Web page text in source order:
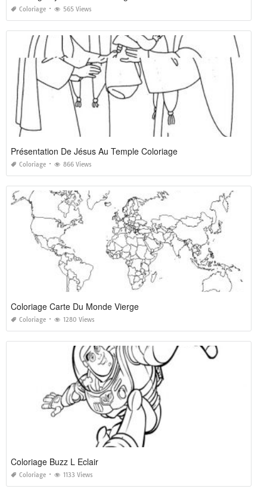
Coloriage 565 Views
Présentation De Jésus Au Temple Coloriage
Coloriage 866 Views
Coloriage Carte Du Monde Vierge
Coloriage 1280 Views
Coloriage Buzz L Eclair
Coloriage 1133 Views